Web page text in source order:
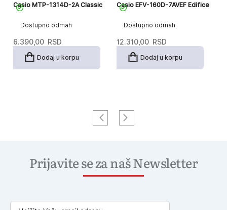
Dostupno odmah
Casio MTP-1314D-2A Classic
6.390,00 RSD
Dodaj u korpu
Dostupno odmah
Casio EFV-160D-7AVEF Edifice
12.310,00 RSD
Dodaj u korpu
Prijavite se za naš Newsletter